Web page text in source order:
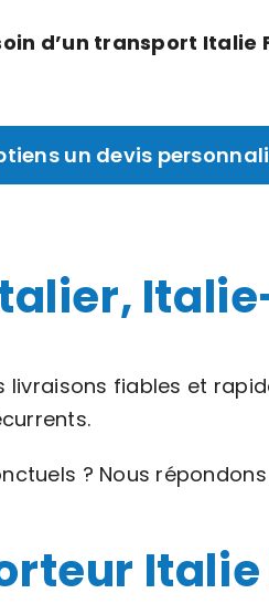
d’un transport Italie
un devis
livraisons fiables et
? Nous